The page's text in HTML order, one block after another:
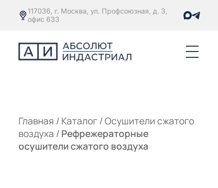
117036, г. Москва, ул. Профсоюзная, д. 3,
офис 633
Главная / Каталог/Осушители сжатого
воздуха / Рефрежераторные
осушители сжатого воздуха